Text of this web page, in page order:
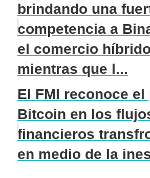
brindando una
competencia a
el comercio
mientras que l...
El FMI reconoce el
Bitcoin en los
financieros
en medio de la